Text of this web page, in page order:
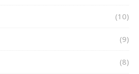
(10)
(9)
(8)